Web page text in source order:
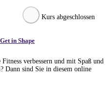
Kurs abgeschlossen
in Shape
verbessern und mit Spaß und
Dann sind Sie in diesem online